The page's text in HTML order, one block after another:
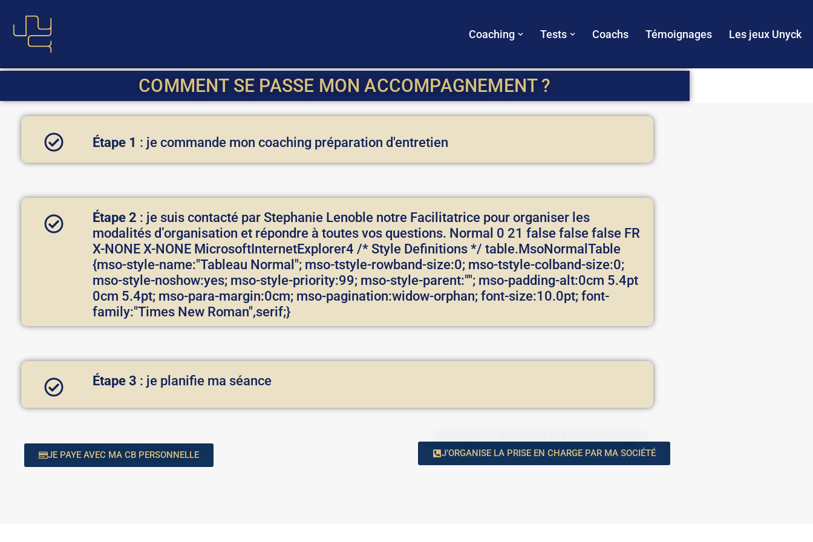
Aller
contenu
Coaching Tests Coachs Témoignages Les jeux Unyck
COMMENT SE PASSE MON ACCOMPAGNEMENT ?
Étape 1 : je commande mon coaching préparation d'entretien
Étape 2 : je suis contacté par Stephanie Lenoble notre Facilitatrice pour organiser les
modalités d’organisation et répondre à toutes vos questions. Normal 0 21 false false false FR
X-NONE X-NONE MicrosoftInternetExplorer4 /* Style Definitions */ table.MsoNormalTable
{mso-style-name:"Tableau Normal"; mso-tstyle-rowband-size:0; mso-tstyle-colband-size:0;
mso-style-noshow:yes; mso-style-priority:99; mso-style-parent:""; mso-padding-alt:0cm 5.4pt
0cm 5.4pt; mso-para-margin:0cm; mso-pagination:widow-orphan; font-size:10.0pt; font-
family:"Times New Roman",serif;}
Étape 3 : je planifie ma séance
JE PAYE AVEC MA CB PERSONNELLE J’ORGANISE LA PRISE EN CHARGE PAR MA SOCIÉTÉ